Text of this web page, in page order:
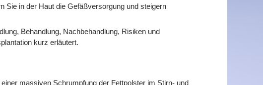
Sie in der Haut die Gefäßversorgung und steigern
Behandlung, Nachbehandlung, Risiken und
kurz erläutert.
massiven Schrumpfung der Fettpolster im Stirn- und